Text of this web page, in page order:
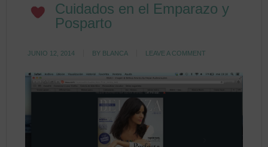
Cuidados en el Emparazo y
Posparto
JUNIO 12, 2014 BY BLANCA LEAVE A COMMENT